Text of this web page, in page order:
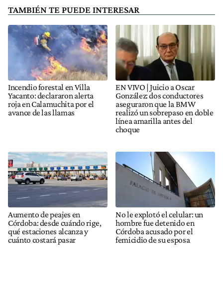
TAMBIÉN TE PUEDE INTERESAR
Incendio forestal en Villa
Yacanto: declararon alerta
roja en Calamuchita por el
avance de las llamas
EN VIVO | Juicio a Oscar
González: dos conductores
aseguraron que la BMW
realizó un sobrepaso en doble
línea amarilla antes del
choque
Aumento de peajes en
Córdoba: desde cuándo rige,
qué estaciones alcanza y
cuánto costará pasar
No le explotó el celular: un
hombre fue detenido en
Córdoba acusado por el
femicidio de su esposa